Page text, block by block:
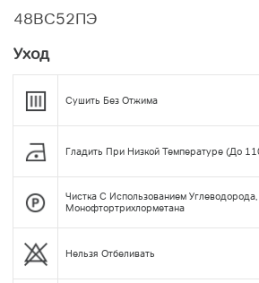
48ВС52ПЭ
Уход
Сушить Без Отжима
Гладить При Низкой Температуре (до
Чистка С Использованием
Монофтортрихлорметана
Нельзя Отбеливать